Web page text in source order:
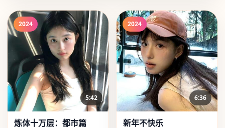
2024
5:42
炼体十万层：都市篇
2024
6:36
新年不快乐